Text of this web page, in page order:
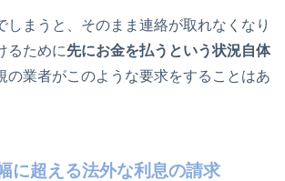
しまうと、そのまま連絡が取れなくなり
るために先にお金を払うという状況自体
の業者がこのような要求をすることはあ
に超える法外な利息の請求